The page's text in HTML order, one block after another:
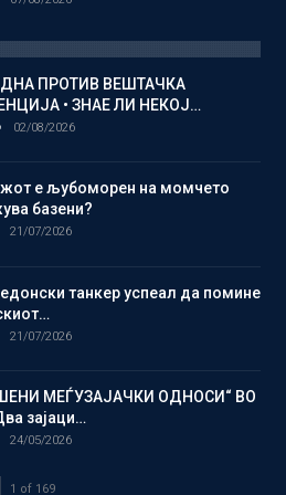
ПРОТИВ ВЕШТАЧКА
• ЗНАЕ ЛИ НЕКОЈ…
02/08/2026
е љубоморен на момчето
базени?
21/07/2026
танкер успеал да помине
21/07/2026
МЕЃУЗАЈАЧКИ ОДНОСИ“ ВО
зајаци…
24/05/2026
1 of 169